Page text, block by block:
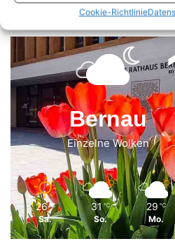
Cookie-Richtlinie
Bernau
Einzelne Wolken
26 ℃
Sa.
31 ℃
So.
29 ℃
Mo.